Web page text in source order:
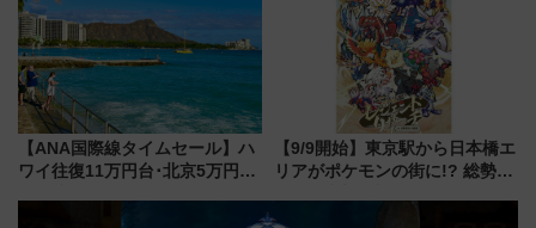
アルな懐事情
【ANA国際線タイムセール】ハ
ワイ往復11万円台･北京5万円台
来春のGW旅行まで狙える激ア
【9/9開始】東京駅から日本橋エ
リアがポケモンの街に!? 総勢
リサーチ」本格謎解き・グッズ